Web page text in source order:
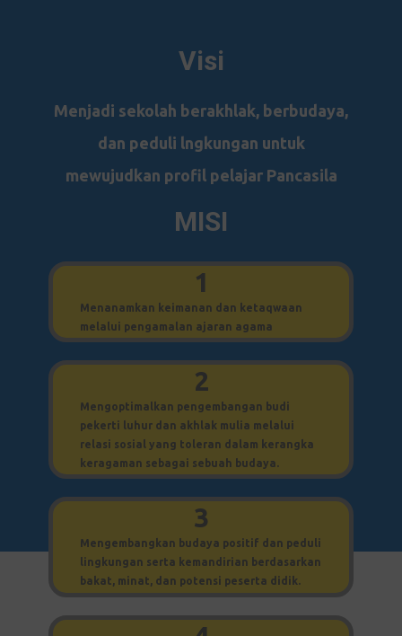
Visi
Menjadi sekolah berakhlak, berbudaya,
dan peduli lngkungan untuk
mewujudkan profil pelajar Pancasila
1
Menanamkan keimanan dan ketaqwaan
melalui pengamalan ajaran agama
2
Mengoptimalkan pengembangan budi
pekerti luhur dan akhlak mulia melalui
relasi sosial yang toleran dalam kerangka
keragaman sebagai sebuah budaya.
3
Mengembangkan budaya positif dan peduli
lingkungan serta kemandirian berdasarkan
bakat, minat, dan potensi peserta didik.
MISI